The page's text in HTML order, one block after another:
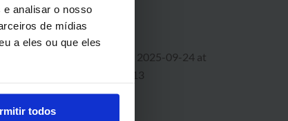
analisar o nosso
de mídias
a eles ou que eles
todos